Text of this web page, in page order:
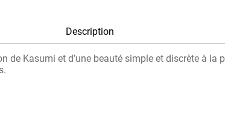
Description
de Kasumi et d’une beauté simple et discrète à